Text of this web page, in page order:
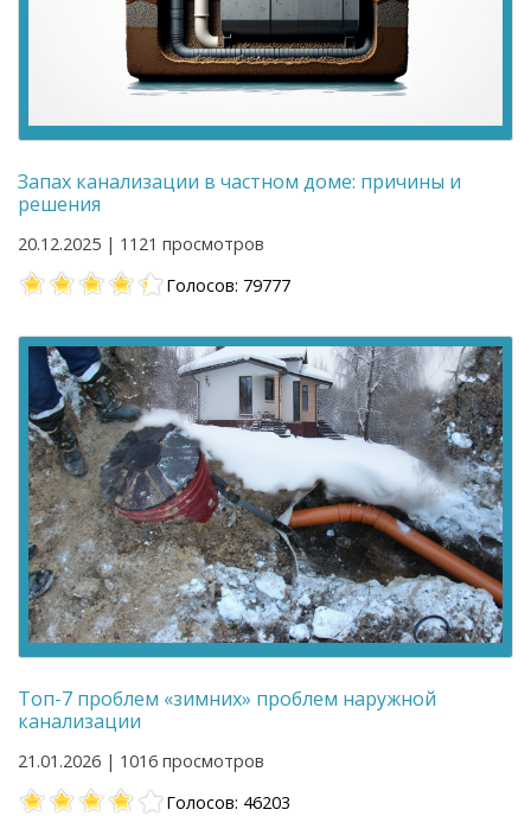
Запах канализации в частном доме: причины и
решения
20.12.2025 | 1121 просмотров
Голосов: 79777
Топ-7 проблем «зимних» проблем наружной
канализации
21.01.2026 | 1016 просмотров
Голосов: 46203